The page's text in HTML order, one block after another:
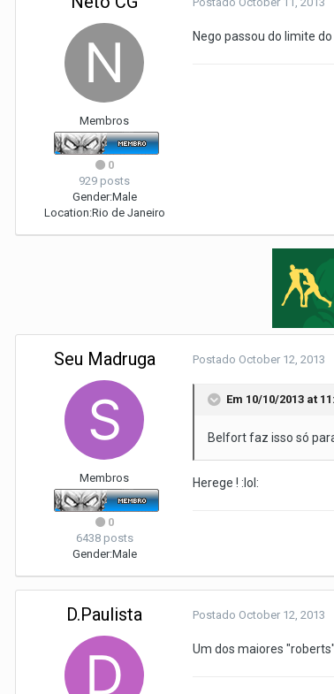
Membros
0
929 posts
Gender:Male
Location:Rio de Janeiro
Nego passou do limite
Seu Madruga
Membros
0
6438 posts
Gender:Male
Postado October 12, 2013
Em 10/10/2013 at
Belfort faz isso só
Herege ! :lol:
D.Paulista Postado October 12, 2013
Um dos maiores "roberts"